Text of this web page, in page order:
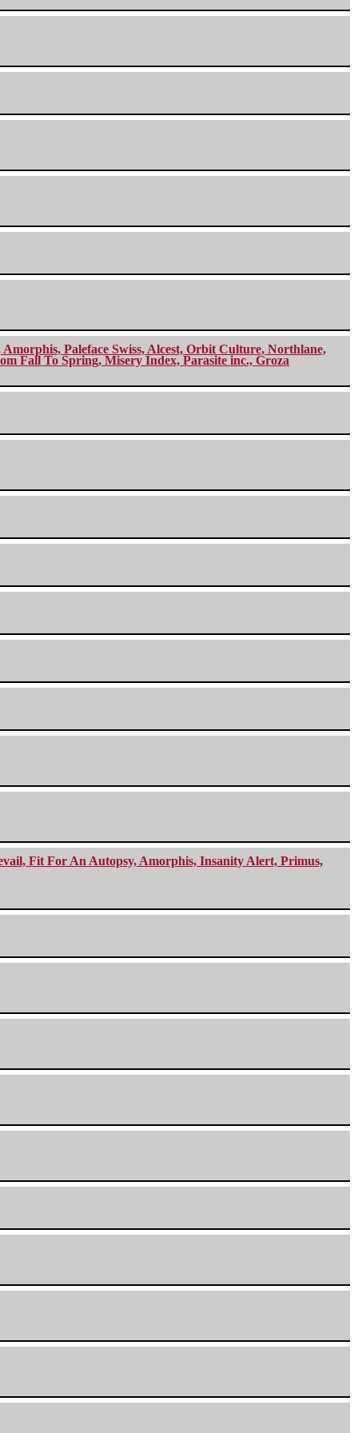
Paleface Swiss, Alcest, Orbit Culture, Northlane,
Fall To Spring, Misery Index, Parasite inc., Groza
Fit For An Autopsy, Amorphis, Insanity Alert, Primus,